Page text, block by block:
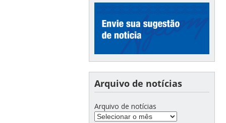
Arquivo de notícias
Arquivo de notícias